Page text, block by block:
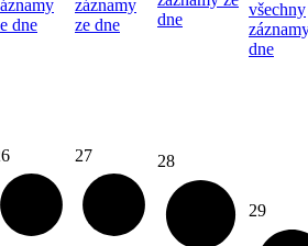
dne
záznamy
ze dne
dne
všechny
dne
27 28
29